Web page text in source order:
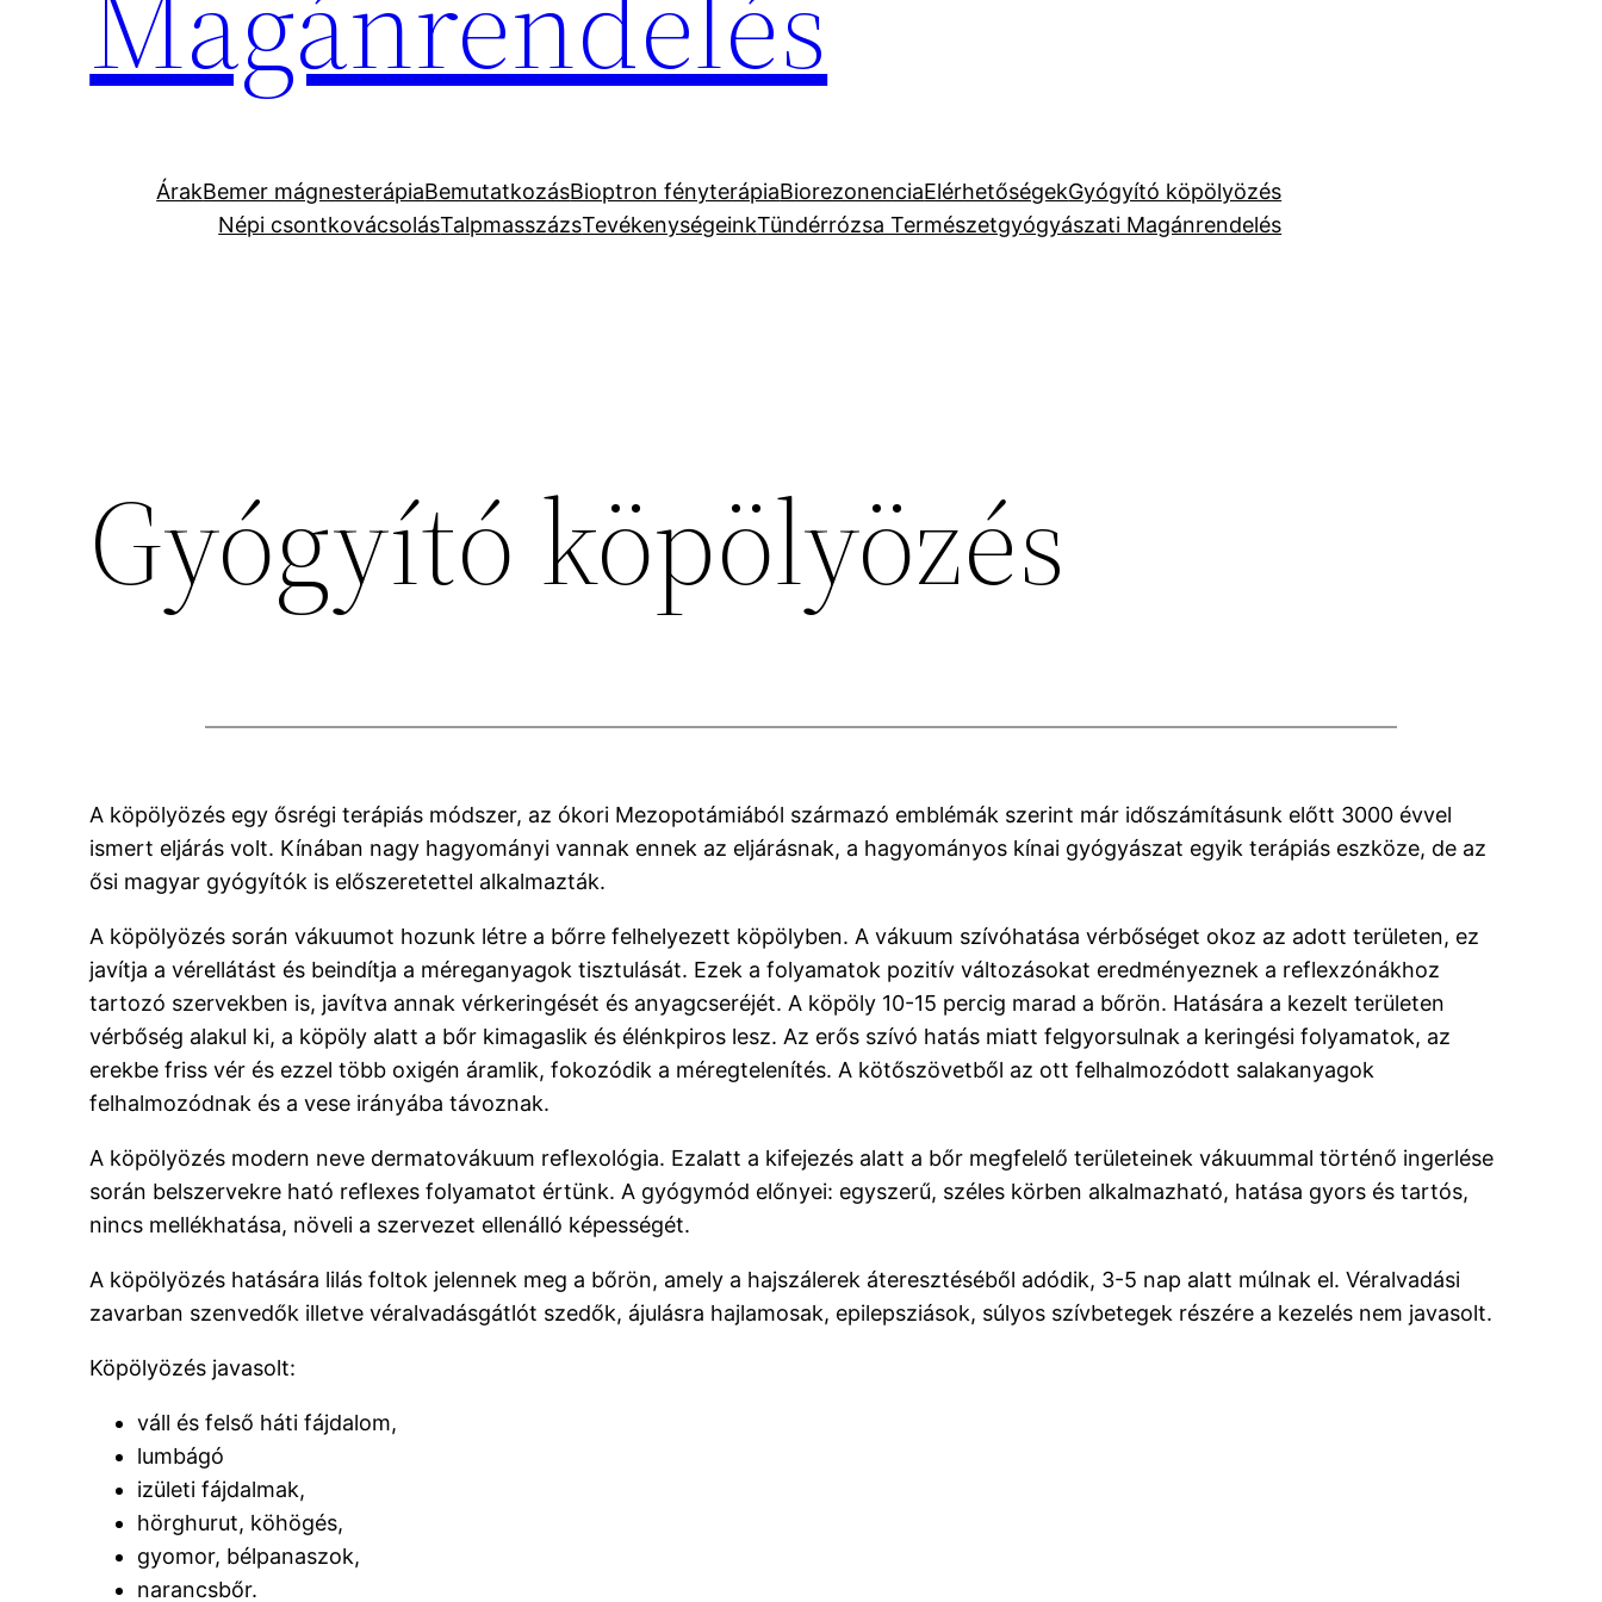
ÁrakBemer mágnesterápiaBemutatkozásBioptron fényterápiaBiorezonenciaElérhetőségekGyógyító köpölyözés
Népi csontkovácsolásTalpmasszázsTevékenységeinkTündérrózsa Természetgyógyászati Magánrendelés
Gyógyító köpölyözés
A köpölyözés egy ősrégi terápiás módszer, az ókori Mezopotámiából származó emblémák szerint már időszámításunk előtt 3000 évvel
ismert eljárás volt. Kínában nagy hagyományi vannak ennek az eljárásnak, a hagyományos kínai gyógyászat egyik terápiás eszköze, de az
ősi magyar gyógyítók is előszeretettel alkalmazták.
A köpölyözés során vákuumot hozunk létre a bőrre felhelyezett köpölyben. A vákuum szívóhatása vérbőséget okoz az adott területen, ez
javítja a vérellátást és beindítja a méreganyagok tisztulását. Ezek a folyamatok pozitív változásokat eredményeznek a reflexzónákhoz
tartozó szervekben is, javítva annak vérkeringését és anyagcseréjét. A köpöly 10-15 percig marad a bőrön. Hatására a kezelt területen
vérbőség alakul ki, a köpöly alatt a bőr kimagaslik és élénkpiros lesz. Az erős szívó hatás miatt felgyorsulnak a keringési folyamatok, az
erekbe friss vér és ezzel több oxigén áramlik, fokozódik a méregtelenítés. A kötőszövetből az ott felhalmozódott salakanyagok
felhalmozódnak és a vese irányába távoznak.
A köpölyözés modern neve dermatovákuum reflexológia. Ezalatt a kifejezés alatt a bőr megfelelő területeinek vákuummal történő ingerlése
során belszervekre ható reflexes folyamatot értünk. A gyógymód előnyei: egyszerű, széles körben alkalmazható, hatása gyors és tartós,
nincs mellékhatása, növeli a szervezet ellenálló képességét.
A köpölyözés hatására lilás foltok jelennek meg a bőrön, amely a hajszálerek áteresztéséből adódik, 3-5 nap alatt múlnak el. Véralvadási
zavarban szenvedők illetve véralvadásgátlót szedők, ájulásra hajlamosak, epilepsziások, súlyos szívbetegek részére a kezelés nem javasolt.
Köpölyözés javasolt:
váll és felső háti fájdalom,
lumbágó
izületi fájdalmak,
hörghurut, köhögés,
gyomor, bélpanaszok,
narancsbőr.